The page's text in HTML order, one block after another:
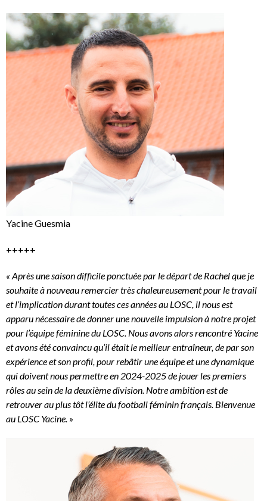
Yacine Guesmia
+++++
« Après une saison difficile ponctuée par le départ de Rachel que je
souhaite à nouveau remercier très chaleureusement pour le travail
et l’implication durant toutes ces années au LOSC, il nous est
apparu nécessaire de donner une nouvelle impulsion à notre projet
pour l’équipe féminine du LOSC. Nous avons alors rencontré Yacine
et avons été convaincu qu’il était le meilleur entraîneur, de par son
expérience et son profil, pour rebâtir une équipe et une dynamique
qui doivent nous permettre en 2024-2025 de jouer les premiers
rôles au sein de la deuxième division. Notre ambition est de
retrouver au plus tôt l’élite du football féminin français. Bienvenue
au LOSC Yacine. »